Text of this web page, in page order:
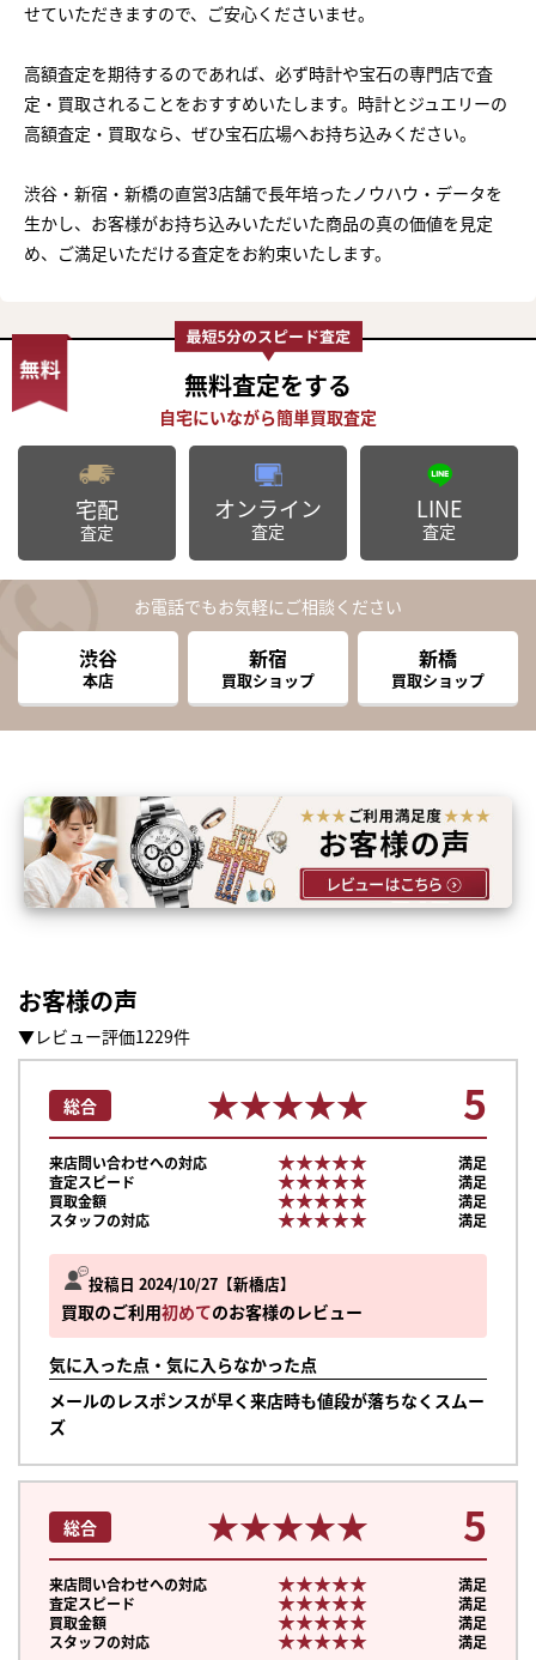
せていただきますので、ご安心くださいませ。
高額査定を期待するのであれば、必ず時計や宝石の専門店で査
定・買取されることをおすすめいたします。時計とジュエリーの
高額査定・買取なら、ぜひ宝石広場へお持ち込みください。
渋谷・新宿・新橋の直営3店舗で長年培ったノウハウ・データを
生かし、お客様がお持ち込みいただいた商品の真の価値を見定
め、ご満足いただける査定をお約束いたします。
無料査定をする
宅配
査定
オンライン
査定
LINE
査定
お電話でもお気軽にご相談ください
渋谷
本店
新宿
買取ショップ
新橋
買取ショップ
お客様の声
▼レビュー評価1229件
投稿日 2024/10/27 新橋店
買取のご利用初めてのお客様のレビュー
気に入った点・気に入らなかった点
メールのレスポンスが早く来店時も値段が落ちなくスムー
ズ
総合 ★★★★★
★★★★★ 5
来店問い合わせへの対応 ★★★★★
★★★★★
満足
査定スピード
★★★★★
★★★★★
満足
買取金額
★★★★★
★★★★★
満足
スタッフの対応
★★★★★
★★★★★ 満足
総合 ★★★★★
★★★★★ 5
来店問い合わせへの対応 ★★★★★
★★★★★
満足
査定スピード
★★★★★
★★★★★
満足
買取金額
★★★★★
★★★★★
満足
スタッフの対応
★★★★★
★★★★★ 満足